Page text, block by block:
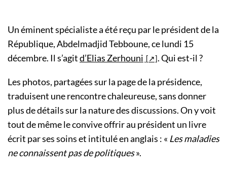
Un éminent spécialiste a été reçu par le président de la
République, Abdelmadjid Tebboune, ce lundi 15
décembre. Il s’agitd’Elias Zerhouni . Qui est-il ?
Les photos, partagées sur la page de la présidence,
traduisent une rencontre chaleureuse, sans donner
plus de détails sur la nature des discussions. On y voit
tout de même le convive offrir au président un livre
écrit par ses soins et intitulé en anglais : « Les maladies
ne connaissent pas de politiques».